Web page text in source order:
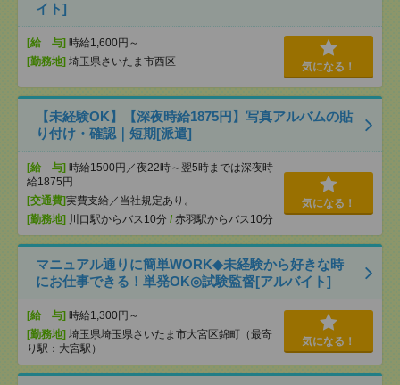
イト]
[給 与] 時給1,600円～
[勤務地] 埼玉県さいたま市西区 気になる！
【未経験OK】【深夜時給1875円】写真アルバムの貼
り付け・確認｜短期[派遣]
[給 与] 時給1500円／夜22時～翌5時までは深夜時
給1875円
[交通費]実費支給／当社規定あり。
[勤務地] 川口駅からバス10分 / 赤羽駅からバス10分
気になる！
マニュアル通りに簡単WORK◆未経験から好きな時
にお仕事できる！単発OK◎試験監督[アルバイト]
[給 与] 時給1,300円～
[勤務地] 埼玉県埼玉県さいたま市大宮区錦町（最寄
り駅：大宮駅）
気になる！